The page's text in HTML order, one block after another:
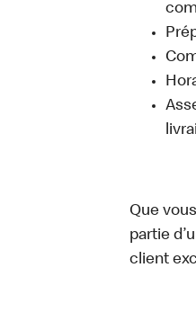
Que
partie
client